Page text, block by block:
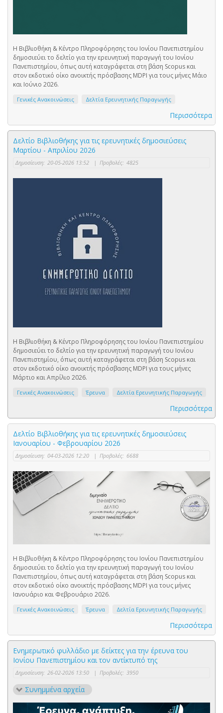
Η Βιβλιοθήκη & Κέντρο Πληροφόρησης του Ιονίου Πανεπιστημίου
δημοσιεύει το δελτίο για την ερευνητική παραγωγή του Ιονίου
Πανεπιστημίου, όπως αυτή καταγράφεται στη βάση Scopus και
στον εκδοτικό οίκο ανοικτής πρόσβασης MDPI για τους μήνες Μάιο
και Ιούνιο 2026.
Γενικές Ανακοινώσεις Δελτία Ερευνητικής Παραγωγής
Περισσότερα
Δελτίο Βιβλιοθήκης για τις ερευνητικές δημοσιεύσεις
Μαρτίου - Απριλίου 2026
Δημοσίευση: 20-05-2026 13:52 | Προβολές: 4825
Η Βιβλιοθήκη & Κέντρο Πληροφόρησης του Ιονίου Πανεπιστημίου
δημοσιεύει το δελτίο για την ερευνητική παραγωγή του Ιονίου
Πανεπιστημίου, όπως αυτή καταγράφεται στη βάση Scopus και
στον εκδοτικό οίκο ανοικτής πρόσβασης MDPI για τους μήνες
Μάρτιο και Απρίλιο 2026.
Γενικές Ανακοινώσεις Έρευνα Δελτία Ερευνητικής Παραγωγής
Περισσότερα
Δελτίο Βιβλιοθήκης για τις ερευνητικές δημοσιεύσεις
Ιανουαρίου - Φεβρουαρίου 2026
Δημοσίευση: 04-03-2026 12:20 | Προβολές: 6688
Η Βιβλιοθήκη & Κέντρο Πληροφόρησης του Ιονίου Πανεπιστημίου
δημοσιεύει το δελτίο για την ερευνητική παραγωγή του Ιονίου
Πανεπιστημίου, όπως αυτή καταγράφεται στη βάση Scopus και
στον εκδοτικό οίκο ανοικτής πρόσβασης MDPI για τους μήνες
Ιανουάριο και Φεβρουάριο 2026.
Γενικές Ανακοινώσεις Έρευνα Δελτία Ερευνητικής Παραγωγής
Περισσότερα
Ενημερωτικό φυλλάδιο με δείκτες για την έρευνα του
Ιονίου Πανεπιστημίου και τον αντίκτυπό της
Δημοσίευση: 26-02-2026 13:50 | Προβολές: 3950
Συνημμένα αρχεία